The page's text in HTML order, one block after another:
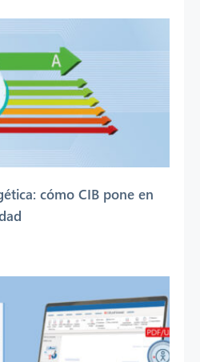
cómo CIB pone en